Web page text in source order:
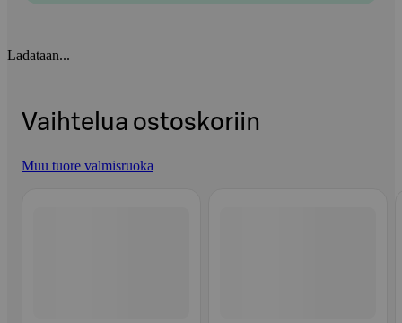
Ladataan...
Vaihtelua ostoskoriin
Muu tuore valmisruoka